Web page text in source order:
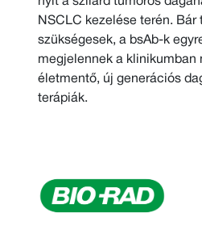
NSCLC kezelése terén. Bár
szükségesek, a bsAb-k
megjelennek a klinikumban
életmentő, új generációs
terápiák.